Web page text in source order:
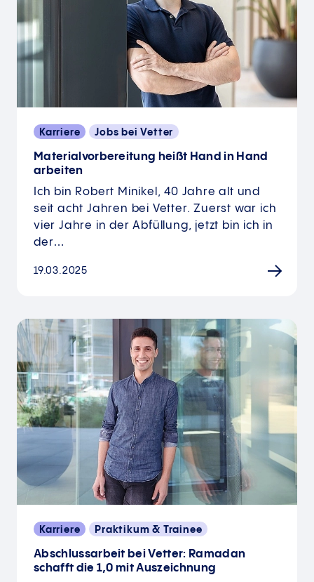
Karriere Jobs bei Vetter
Materialvorbereitung heißt Hand in Hand
arbeiten
Ich bin Robert Minikel, 40 Jahre alt und
seit acht Jahren bei Vetter. Zuerst war ich
vier Jahre in der Abfüllung, jetzt bin ich in
der…
19.03.2025
Karriere Praktikum & Trainee
Abschlussarbeit bei Vetter: Ramadan
schafft die 1,0 mit Auszeichnung